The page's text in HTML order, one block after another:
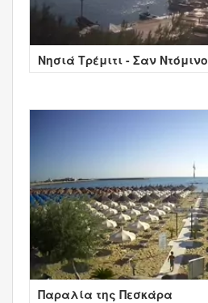
Νησιά Τρέμιτι - Σαν Ντόμινο
Παραλία της Πεσκάρα